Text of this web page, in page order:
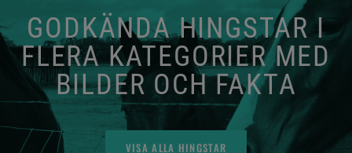
GODKÄNDA HINGSTAR I
FLERA KATEGORIER MED
BILDER OCH FAKTA
VISA ALLA HINGSTAR